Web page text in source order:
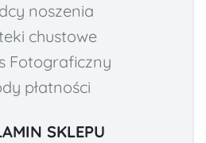
noszenia
chustowe
Fotograficzny
płatności
SKLEPU